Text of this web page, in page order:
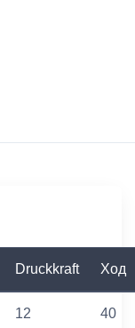
Druckkraft Ход
12 40